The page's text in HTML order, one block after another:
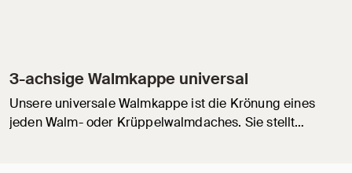
3-achsige Walmkappe universal
Unsere universale Walmkappe ist die Krönung eines
jeden Walm- oder Krüppelwalmdaches. Sie stellt…